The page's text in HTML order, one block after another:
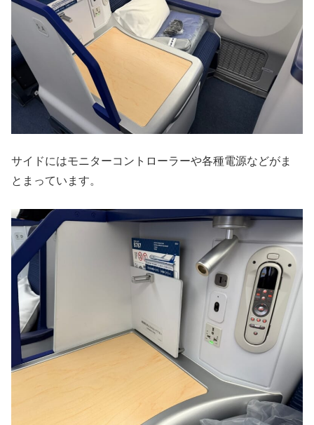
サイドにはモニターコントローラーや各種電源などがま
とまっています。